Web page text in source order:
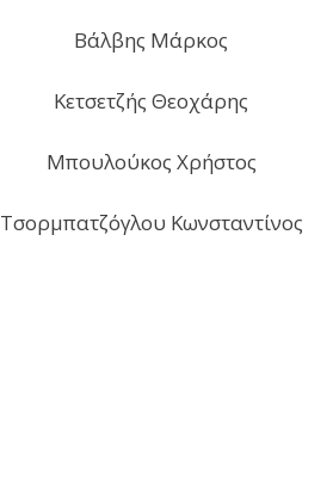
Βάλβης Μάρκος
Κετσετζής Θεοχάρης
Μπουλούκος Χρήστος
Τσορμπατζόγλου Κωνσταντίνος